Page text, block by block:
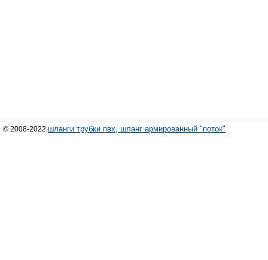
© 2008-2022 шланги трубки пвх, шланг армированный "поток"